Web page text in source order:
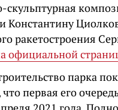
скульптурная
Константину
ракетостроения
официальной
парка
первая его